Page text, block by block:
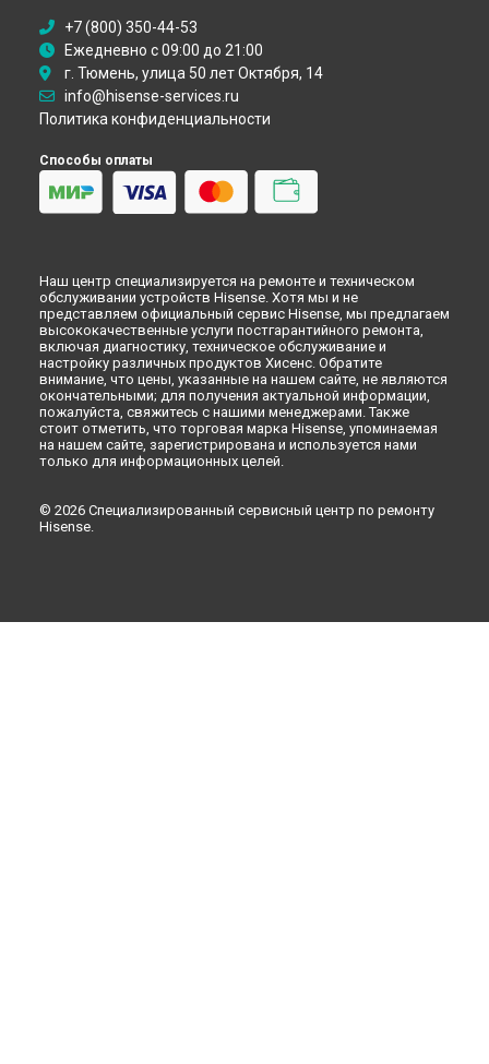
Ремонт телевизора Hisense в
Ремонт телевизора Hisense вКирове
Ремонт телевизора Hisense вМоскве
+7 (800) 350-44-53
Ежедневно с 09:00 до 21:00
г. Тюмень, улица 50 лет Октября, 14
info@hisense-services.ru
Политика конфиденциальности
Способы оплаты
Наш центр специализируется на ремонте и техническом
обслуживании устройств Hisense. Хотя мы и не
представляем официальный сервис Hisense, мы предлагаем
высококачественные услуги постгарантийного ремонта,
включая диагностику, техническое обслуживание и
настройку различных продуктов Хисенс. Обратите
внимание, что цены, указанные на нашем сайте, не являются
окончательными; для получения актуальной информации,
пожалуйста, свяжитесь с нашими менеджерами. Также
стоит отметить, что торговая марка Hisense, упоминаемая
на нашем сайте, зарегистрирована и используется нами
только для информационных целей.
© 2026 Специализированный сервисный центр по ремонту
Hisense.